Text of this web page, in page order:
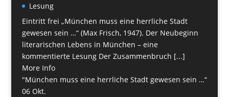
Lesung
Eintritt frei „München muss eine herrliche Stadt
gewesen sein …“ (Max Frisch, 1947). Der Neubeginn
literarischen Lebens in München – eine
kommentierte Lesung Der Zusammenbruch [...]
More Info
"München muss eine herrliche Stadt gewesen sein …“
06 Okt.